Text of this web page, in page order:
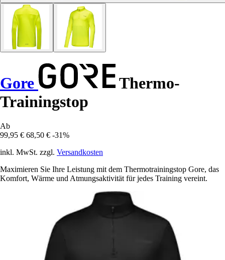
Gore
Thermo-
Trainingstop
Ab
99,95 € 68,50 € -31%
inkl. MwSt. zzgl. Versandkosten
Maximieren Sie Ihre Leistung mit dem Thermotrainingstop Gore, das
Komfort, Wärme und Atmungsaktivität für jedes Training vereint.